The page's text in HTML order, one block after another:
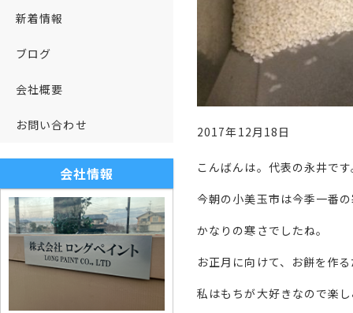
2017年12月18日
こんばんは。代表の永井で
今朝の小美玉市は今季一番
かなりの寒さでしたね。
お正月に向けて、お餅を作
私はもちが大好きなので楽
新着情報
ブログ
会社概要
お問い合わせ
会社情報